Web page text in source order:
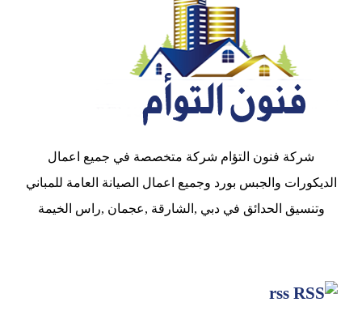
شركة فنون التؤام شركة متخصصة في جميع اعمال
الديكورات والجبس بورد وجميع اعمال الصيانة العامة للمباني
وتنسيق الحدائق في دبي ,الشارقة ,عجمان ,راس الخيمة
rss